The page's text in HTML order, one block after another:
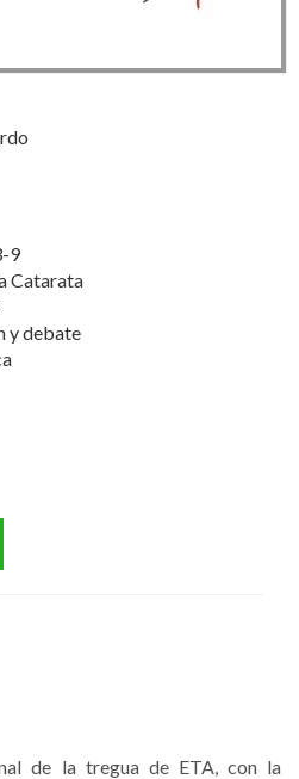
9
Catarata
y debate
de la tregua de ETA, con la